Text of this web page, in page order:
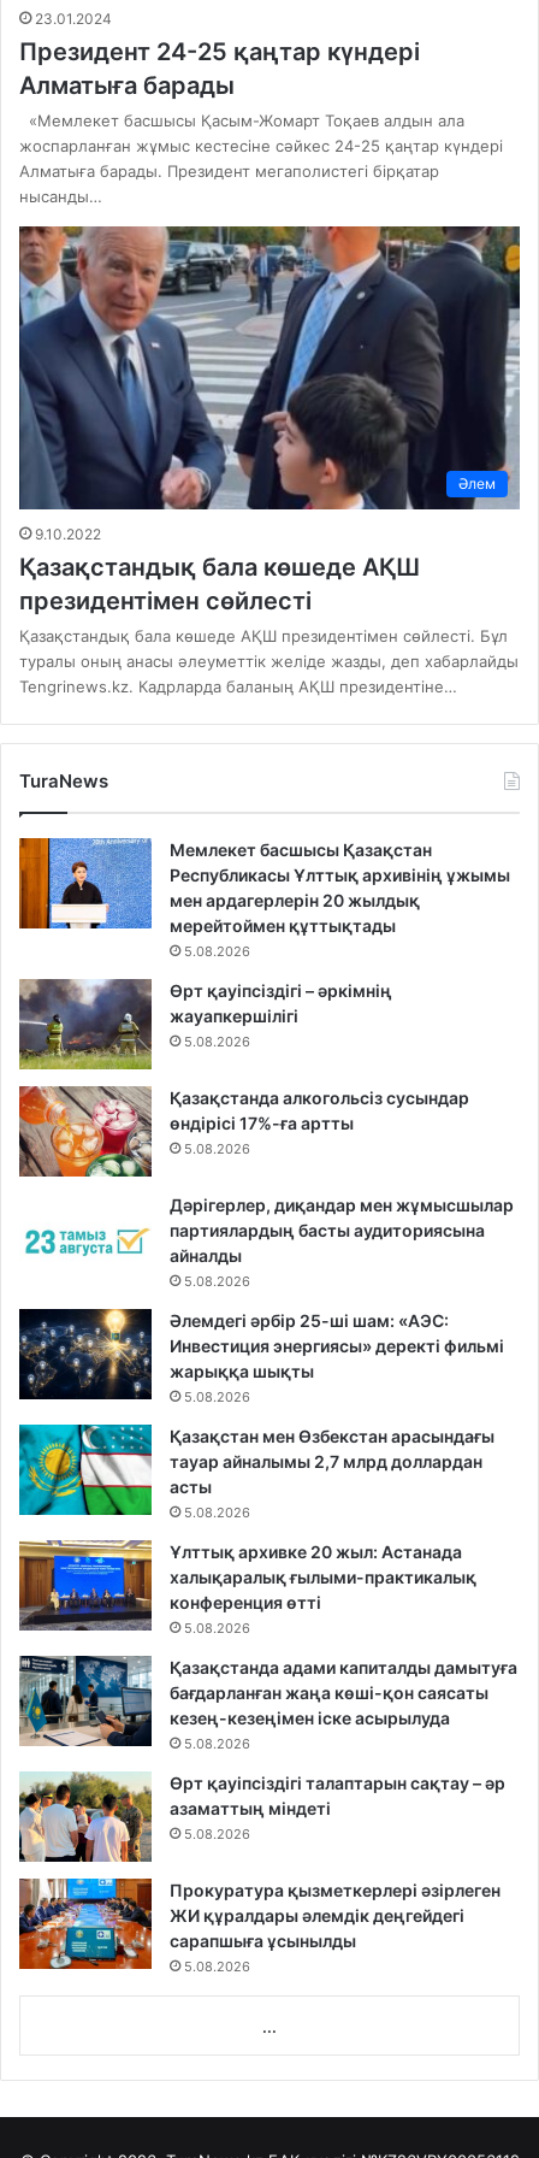
23.01.2024
Президент 24-25 қаңтар күндері
Алматыға барады
«Мемлекет басшысы Қасым-Жомарт Тоқаев алдын ала
жоспарланған жұмыс кестесіне сәйкес 24-25 қаңтар күндері
Алматыға барады. Президент мегаполистегі бірқатар
нысанды…
Әлем
9.10.2022
Қазақстандық бала көшеде АҚШ
президентімен сөйлесті
Қазақстандық бала көшеде АҚШ президентімен сөйлесті. Бұл
туралы оның анасы әлеуметтік желіде жазды, деп хабарлайды
Tengrinews.kz. Кадрларда баланың АҚШ президентіне…
TuraNews
Мемлекет басшысы Қазақстан
Республикасы Ұлттық архивінің ұжымы
мен ардагерлерін 20 жылдық
мерейтоймен құттықтады
5.08.2026
Өрт қауіпсіздігі – әркімнің
жауапкершілігі
5.08.2026
Қазақстанда алкогольсіз сусындар
өндірісі 17%-ға артты
5.08.2026
Дәрігерлер, диқандар мен жұмысшылар
партиялардың басты аудиториясына
айналды
5.08.2026
Әлемдегі әрбір 25-ші шам: «АЭС:
Инвестиция энергиясы» деректі фильмі
жарыққа шықты
5.08.2026
Қазақстан мен Өзбекстан арасындағы
тауар айналымы 2,7 млрд доллардан
асты
5.08.2026
Ұлттық архивке 20 жыл: Астанада
халықаралық ғылыми-практикалық
конференция өтті
5.08.2026
Қазақстанда адами капиталды дамытуға
бағдарланған жаңа көші-қон саясаты
кезең-кезеңімен іске асырылуда
5.08.2026
Өрт қауіпсіздігі талаптарын сақтау – әр
азаматтың міндеті
5.08.2026
Прокуратура қызметкерлері әзірлеген
ЖИ құралдары әлемдік деңгейдегі
сарапшыға ұсынылды
5.08.2026
...